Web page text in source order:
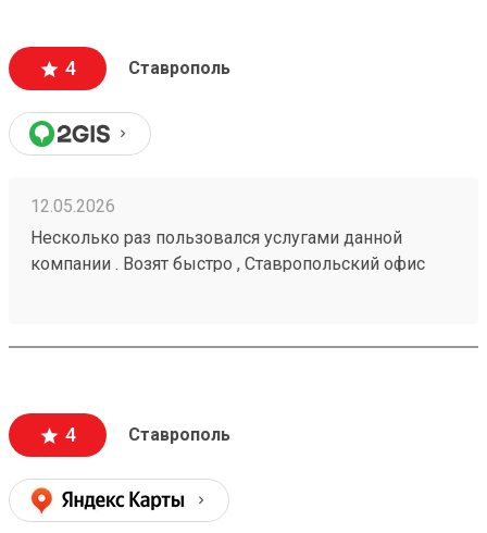
поддержку, моментально ответили, менеджер
отредактировала заказ и все. Все супер
4 Ставрополь
12.05.2026
Несколько раз пользовался услугами данной
компании . Возят быстро , Ставропольский офис
поддержки все решается . Заказ № 260425670
4 Ставрополь